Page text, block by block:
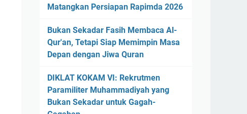
Matangkan Persiapan Rapimda 2026
Bukan Sekadar Fasih Membaca Al-
Qur'an, Tetapi Siap Memimpin Masa
Depan dengan Jiwa Quran
DIKLAT KOKAM VI: Rekrutmen
Paramiliter Muhammadiyah yang
Bukan Sekadar untuk Gagah-